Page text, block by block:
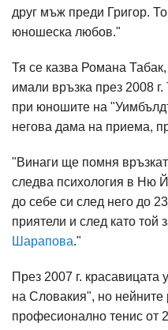
друг мъж преди Григор.
юношеска любов."
Тя се казва Романа
имали връзка през 2008 г.
при юношите на
негова дама на приема,
"Винаги ще помня
следва психология в Ню
до себе си след него до
приятели и след като той
Шарапова."
През 2007 г. красавицата
на Словакия", но нейните
професионално тенис от